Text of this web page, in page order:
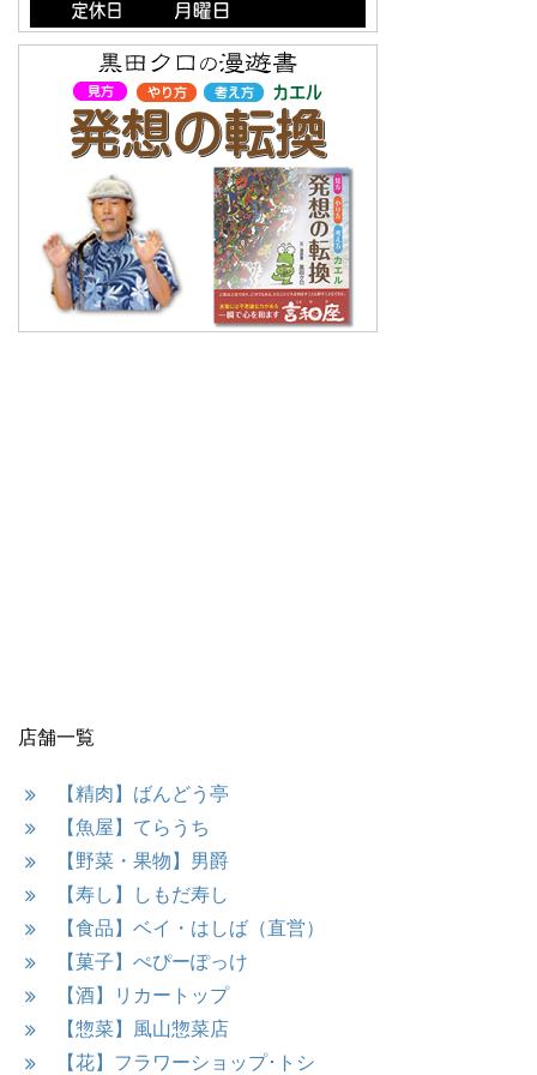
店舗一覧
【精肉】ばんどう亭
【魚屋】てらうち
【野菜・果物】男爵
【寿し】しもだ寿し
【食品】ベイ・はしば（直営）
【菓子】ぺぴーぽっけ
【酒】リカートップ
【惣菜】風山惣菜店
【花】フラワーショップ･トシ